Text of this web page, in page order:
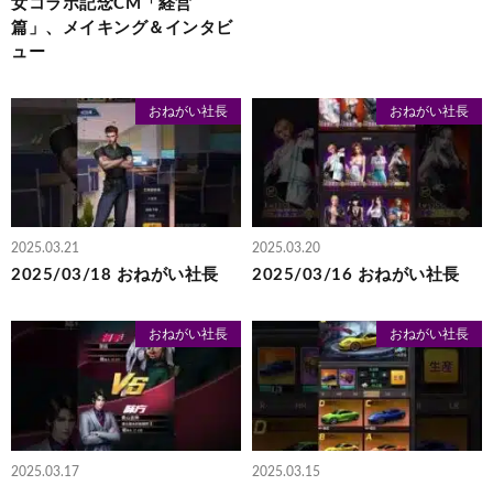
女コラボ記念CM「経営
篇」、メイキング＆インタビ
ュー
おねがい社長
2025.03.21
2025/03/18 おねがい社長
おねがい社長
2025.03.20
2025/03/16 おねがい社長
おねがい社長
2025.03.17
おねがい社長
2025.03.15